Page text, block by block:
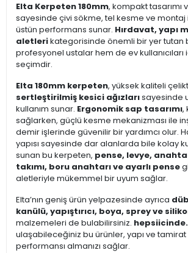
Elta Kerpeten 180mm, kompakt tasarımı
sayesinde çivi sökme, tel kesme ve
üstün performans sunar. Hırdavat, yapı
aletlerikategorisinde önemli bir yer tutan
profesyonel ustalar hem de ev
seçimdir.
Elta 180mm kerpeten, yüksek kaliteli
sertleştirilmiş kesici ağızlarısayesinde
kullanım sunar. Ergonomik sap tasarımı,
sağlarken, güçlü kesme mekanizması ile
demir işlerinde güvenilir bir yardımcı olur.
yapısı sayesinde dar alanlarda bile kolay
sunan bu kerpeten, pense, levye,
takımı, boru anahtarı ve ayarlı pense
aletleriyle mükemmel bir uyum sağlar.
Elta’nın geniş ürün yelpazesinde ayrıca
kanülü, yapıştırıcı, boya, sprey ve
malzemeleri de bulabilirsiniz.
ulaşabileceğiniz bu ürünler, yapı ve
performansı almanızı sağlar.